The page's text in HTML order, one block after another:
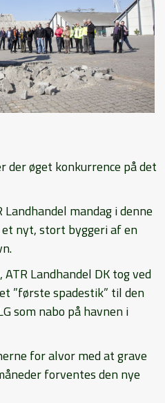
øget konkurrence på det
mandag i denne
nyt, stort byggeri af en
Landhandel DK tog ved
”første spadestik” til den
som nabo på havnen i
for alvor med at grave
forventes den nye